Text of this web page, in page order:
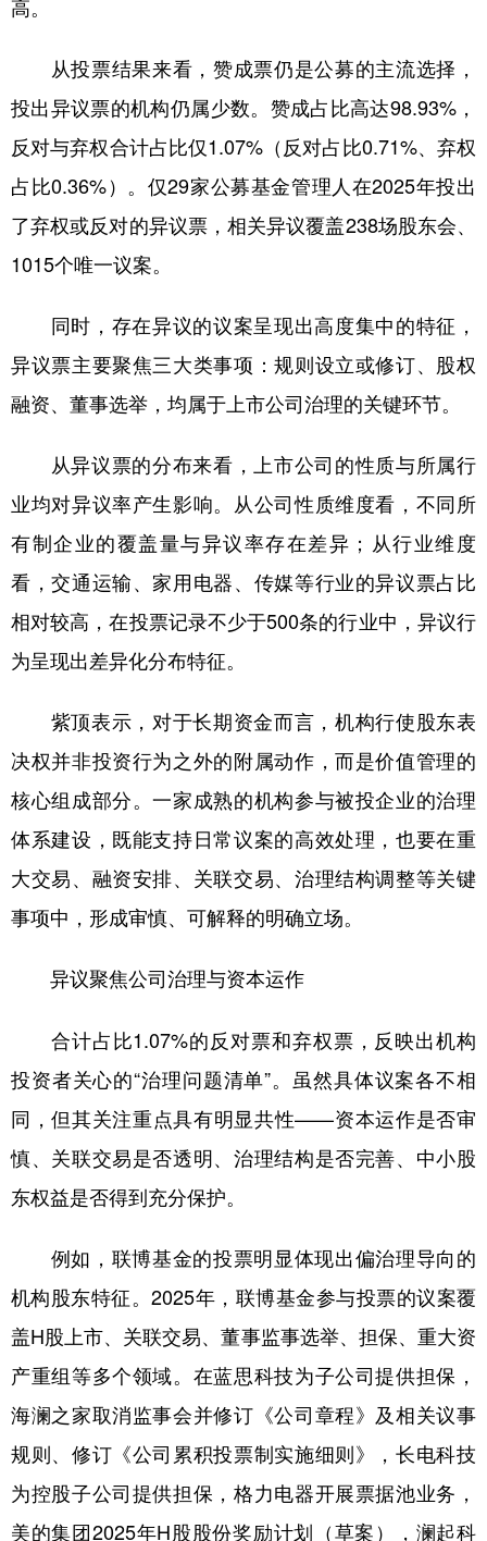
高。
从投票结果来看，赞成票仍是公募的主流选择，
投出异议票的机构仍属少数。赞成占比高达98.93%，
反对与弃权合计占比仅1.07%（反对占比0.71%、弃权
占比0.36%）。仅29家公募基金管理人在2025年投出
了弃权或反对的异议票，相关异议覆盖238场股东会、
1015个唯一议案。
同时，存在异议的议案呈现出高度集中的特征，
异议票主要聚焦三大类事项：规则设立或修订、股权
融资、董事选举，均属于上市公司治理的关键环节。
从异议票的分布来看，上市公司的性质与所属行
业均对异议率产生影响。从公司性质维度看，不同所
有制企业的覆盖量与异议率存在差异；从行业维度
看，交通运输、家用电器、传媒等行业的异议票占比
相对较高，在投票记录不少于500条的行业中，异议行
为呈现出差异化分布特征。
紫顶表示，对于长期资金而言，机构行使股东表
决权并非投资行为之外的附属动作，而是价值管理的
核心组成部分。一家成熟的机构参与被投企业的治理
体系建设，既能支持日常议案的高效处理，也要在重
大交易、融资安排、关联交易、治理结构调整等关键
事项中，形成审慎、可解释的明确立场。
异议聚焦公司治理与资本运作
合计占比1.07%的反对票和弃权票，反映出机构
投资者关心的“治理问题清单”。虽然具体议案各不相
同，但其关注重点具有明显共性——资本运作是否审
慎、关联交易是否透明、治理结构是否完善、中小股
东权益是否得到充分保护。
例如，联博基金的投票明显体现出偏治理导向的
机构股东特征。2025年，联博基金参与投票的议案覆
盖H股上市、关联交易、董事监事选举、担保、重大资
产重组等多个领域。在蓝思科技为子公司提供担保，
海澜之家取消监事会并修订《公司章程》及相关议事
规则、修订《公司累积投票制实施细则》，长电科技
为控股子公司提供担保，格力电器开展票据池业务，
美的集团2025年H股股份奖励计划（草案），澜起科